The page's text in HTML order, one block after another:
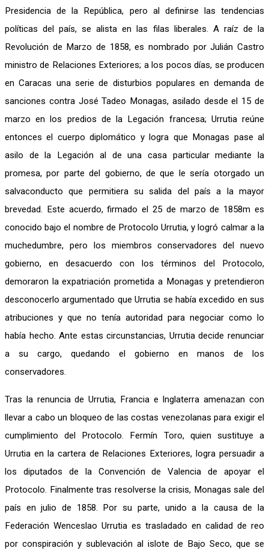
Presidencia de la República, pero al definirse las tendencias
políticas del país, se alista en las filas liberales. A raíz de la
Revolución de Marzo de 1858, es nombrado por Julián Castro
ministro de Relaciones Exteriores; a los pocos días, se producen
en Caracas una serie de disturbios populares en demanda de
sanciones contra José Tadeo Monagas, asilado desde el 15 de
marzo en los predios de la Legación francesa; Urrutia reúne
entonces el cuerpo diplomático y logra que Monagas pase al
asilo de la Legación al de una casa particular mediante la
promesa, por parte del gobierno, de que le sería otorgado un
salvaconducto que permitiera su salida del país a la mayor
brevedad. Este acuerdo, firmado el 25 de marzo de 1858m es
conocido bajo el nombre de Protocolo Urrutia, y logró calmar a la
muchedumbre, pero los miembros conservadores del nuevo
gobierno, en desacuerdo con los términos del Protocolo,
demoraron la expatriación prometida a Monagas y pretendieron
desconocerlo argumentado que Urrutia se había excedido en sus
atribuciones y que no tenía autoridad para negociar como lo
había hecho. Ante estas circunstancias, Urrutia decide renunciar
a su cargo, quedando el gobierno en manos de los
conservadores.
Tras la renuncia de Urrutia, Francia e Inglaterra amenazan con
llevar a cabo un bloqueo de las costas venezolanas para exigir el
cumplimiento del Protocolo. Fermín Toro, quien sustituye a
Urrutia en la cartera de Relaciones Exteriores, logra persuadir a
los diputados de la Convención de Valencia de apoyar el
Protocolo. Finalmente tras resolverse la crisis, Monagas sale del
país en julio de 1858. Por su parte, unido a la causa de la
Federación Wenceslao Urrutia es trasladado en calidad de reo
por conspiración y sublevación al islote de Bajo Seco, que se